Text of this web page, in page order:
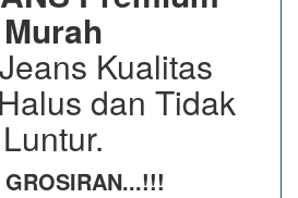
Murah
Kualitas
dan Tidak
Luntur.